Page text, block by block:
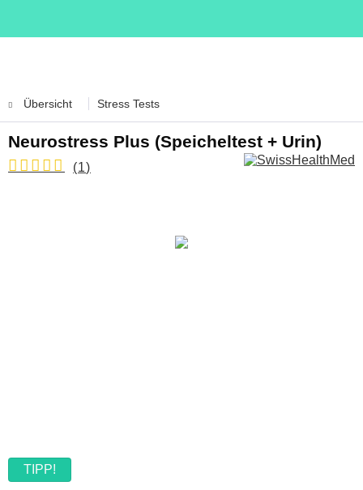
Übersicht Stress Tests
Neurostress Plus (Speicheltest + Urin)
(1)
TIPP!